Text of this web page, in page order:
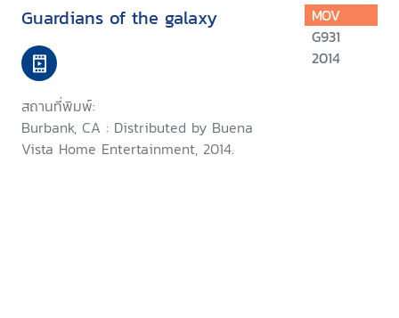
Guardians of the galaxy
สถานที่พิมพ์:
Burbank, CA : Distributed by Buena
Vista Home Entertainment, 2014.
MOV
G931
2014